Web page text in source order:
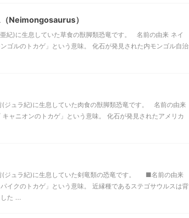
Neimongosaurus）
紀)に生息していた草食の獣脚類恐竜です。 名前の由来 ネイ
ゴルのトカゲ」という意味。 化石が発見された内モンゴル自治
ジュラ紀)に生息していた肉食の獣脚類恐竜です。 名前の由来
ャニオンのトカゲ」という意味。 化石が発見されたアメリカ
(ジュラ紀)に生息していた剣竜類の恐竜です。 ■名前の由来
イクのトカゲ」という意味。 近縁種であるステゴサウルスは背
た ...